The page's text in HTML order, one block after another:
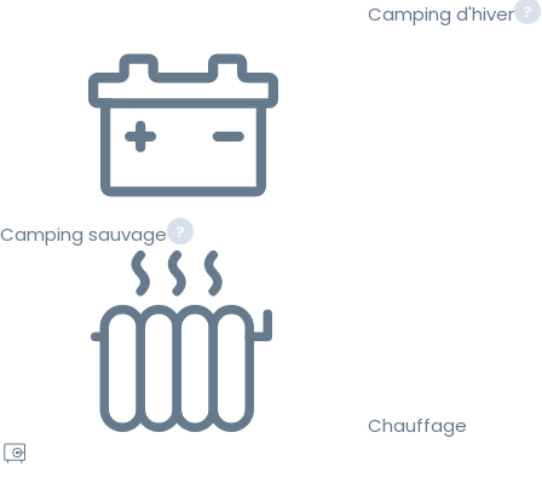
Camping d'hiver
Camping sauvage
Chauffage